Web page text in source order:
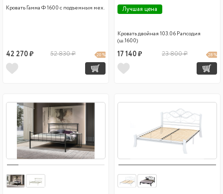
Кровать Гамма Ф 1600 с подъемным мех.
42 270 ₽ 52 830 ₽ 20 %
Лучшая цена
Кровать двойная 103.06 Рапсодия
(ш.1600)
17 140 ₽ 23 800 ₽ 28 %